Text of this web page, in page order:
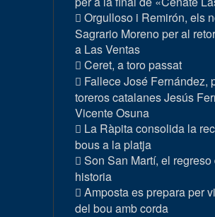
Orgulloso i Remirón, els
Sagrario Moreno per al
a Las Ventas
Ceret, a toro passat
Fallece José Fernández,
toreros catalanes Jesús
Vicente Osuna
La Ràpita consolida la
bous a la platja
Son San Martí, el
historia
Amposta es prepara per
del bou amb corda